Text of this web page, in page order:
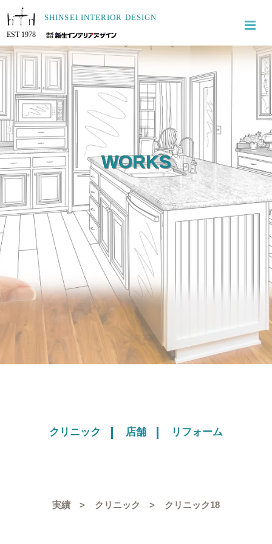
EST 1978
SHINSEI INTERIOR DESIGN
WORKS
クリニック 店舗 リフォーム
実績 クリニック クリニック18